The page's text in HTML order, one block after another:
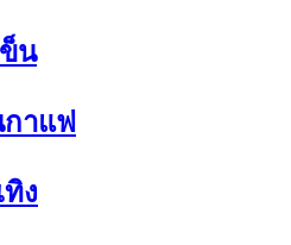
น
าแฟ
ง